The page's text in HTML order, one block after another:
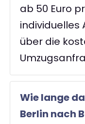
ab 50 Euro
individuelles
über die
Wie lange
Berlin nach